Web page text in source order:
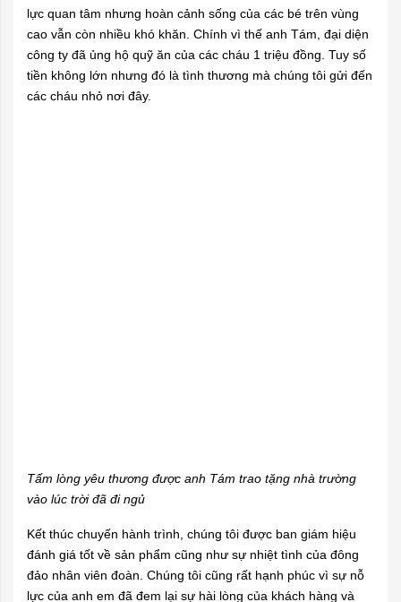
lực quan tâm nhưng hoàn cảnh sống của các bé trên vùng
cao vẫn còn nhiều khó khăn. Chính vì thế anh Tám, đại diện
công ty đã ủng hộ quỹ ăn của các cháu 1 triệu đồng. Tuy số
tiền không lớn nhưng đó là tình thương mà chúng tôi gửi đến
các cháu nhỏ nơi đây.
Tấm lòng yêu thương được anh Tám trao tặng nhà trường
vào lúc trời đã đi ngủ
Kết thúc chuyến hành trình, chúng tôi được ban giám hiệu
đánh giá tốt về sản phẩm cũng như sự nhiệt tình của đông
đảo nhân viên đoàn. Chúng tôi cũng rất hạnh phúc vì sự nỗ
lực của anh em đã đem lại sự hài lòng của khách hàng và